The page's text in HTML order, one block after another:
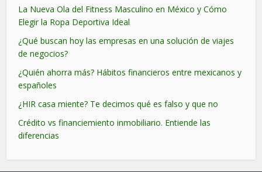
La Nueva Ola del Fitness Masculino en México y Cómo
Elegir la Ropa Deportiva Ideal
¿Qué buscan hoy las empresas en una solución de viajes
de negocios?
¿Quién ahorra más? Hábitos financieros entre mexicanos y
españoles
¿HIR casa miente? Te decimos qué es falso y que no
Crédito vs financiemiento inmobiliario. Entiende las
diferencias